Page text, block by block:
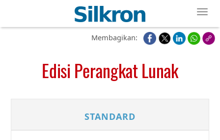
Membagikan:
Edisi Perangkat Lunak
STANDARD